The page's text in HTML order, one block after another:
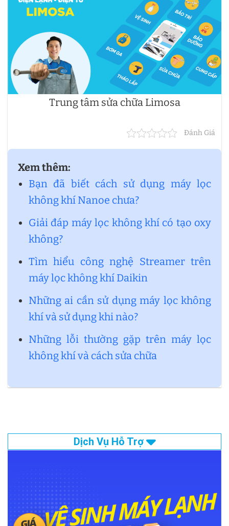
Trung tâm sửa chữa Limosa
Đánh Giá
Xem thêm:
Bạn đã biết cách sử dụng máy lọc
không khí Nanoe chưa?
Giải đáp máy lọc không khí có tạo oxy
không?
Tìm hiểu công nghệ Streamer trên
máy lọc không khí Daikin
Những ai cần sử dụng máy lọc không
khí và sử dụng khi nào?
Những lỗi thường gặp trên máy lọc
không khí và cách sửa chữa
Dịch Vụ Hỗ Trợ